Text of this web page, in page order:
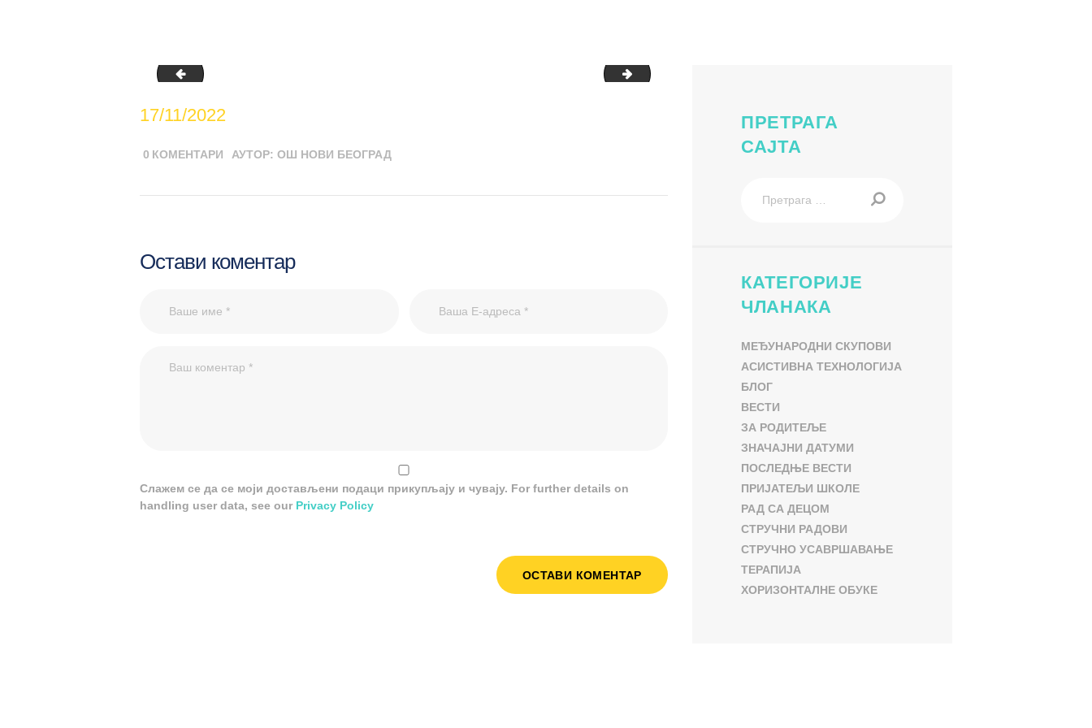
grupni-rad-dan-tolerancije tolerancija-deciji-rad
17/11/2022
0 КОМЕНТАРИ АУТОР: ОШ НОВИ БЕОГРАД
Остави коментар
Слажем се да се моји достављени подаци прикупљају и чувају. For further details on
handling user data, see our Privacy Policy
ПРЕТРАГА
САЈТА
КАТЕГОРИЈЕ
ЧЛАНАКА
МЕЂУНАРОДНИ СКУПОВИ
АСИСТИВНА ТЕХНОЛОГИЈА
БЛОГ
ВЕСТИ
ЗА РОДИТЕЉЕ
ЗНАЧАЈНИ ДАТУМИ
ПОСЛЕДЊЕ ВЕСТИ
ПРИЈАТЕЉИ ШКОЛЕ
РАД СА ДЕЦОМ
СТРУЧНИ РАДОВИ
СТРУЧНО УСАВРШАВАЊЕ
ТЕРАПИЈА
ХОРИЗОНТАЛНЕ ОБУКЕ